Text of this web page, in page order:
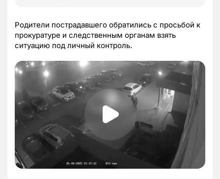
Родители пострадавшего обратились с просьбой к
прокуратуре и следственным органам взять
ситуацию под личный контроль.